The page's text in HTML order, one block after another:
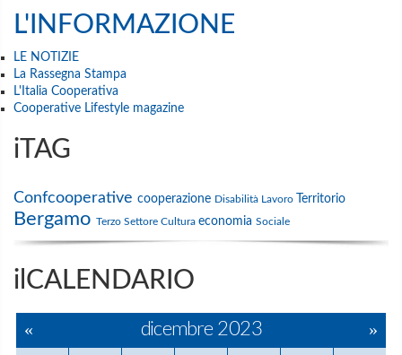
L'INFORMAZIONE
LE NOTIZIE
La Rassegna Stampa
L'Italia Cooperativa
Cooperative Lifestyle magazine
iTAG
Confcooperative cooperazione Disabilità Lavoro Territorio
Bergamo Terzo Settore Cultura economia Sociale
ilCALENDARIO
« dicembre 2023 »